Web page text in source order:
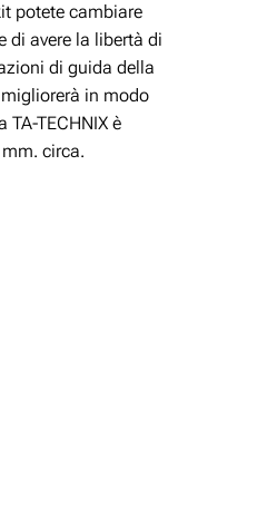
potete cambiare
di avere la libertà di
di guida della
in modo
TECHNIX è
circa.